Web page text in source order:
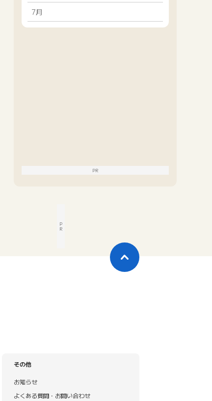
7月
PR
P
R
その他
お知らせ
よくある質問・お問い合わせ